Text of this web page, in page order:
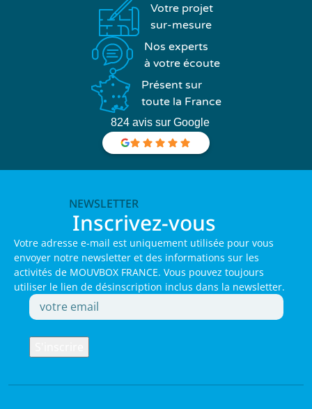
Votre projet
sur-mesure
Nos experts
à votre écoute
Présent sur
toute la France
824 avis sur Google
NEWSLETTER
Inscrivez-vous
Votre adresse e-mail est uniquement utilisée pour vous
envoyer notre newsletter et des informations sur les
activités de MOUVBOX FRANCE. Vous pouvez toujours
utiliser le lien de désinscription inclus dans la newsletter.